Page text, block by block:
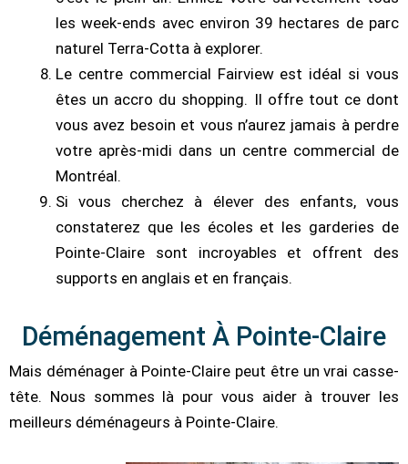
les week-ends avec environ 39 hectares de parc
naturel Terra-Cotta à explorer.
Le centre commercial Fairview est idéal si vous
êtes un accro du shopping. Il offre tout ce dont
vous avez besoin et vous n’aurez jamais à perdre
votre après-midi dans un centre commercial de
Montréal.
Si vous cherchez à élever des enfants, vous
constaterez que les écoles et les garderies de
Pointe-Claire sont incroyables et offrent des
supports en anglais et en français.
Déménagement À Pointe-Claire
Mais déménager à Pointe-Claire peut être un vrai casse-
tête. Nous sommes là pour vous aider à trouver les
meilleurs déménageurs à Pointe-Claire.